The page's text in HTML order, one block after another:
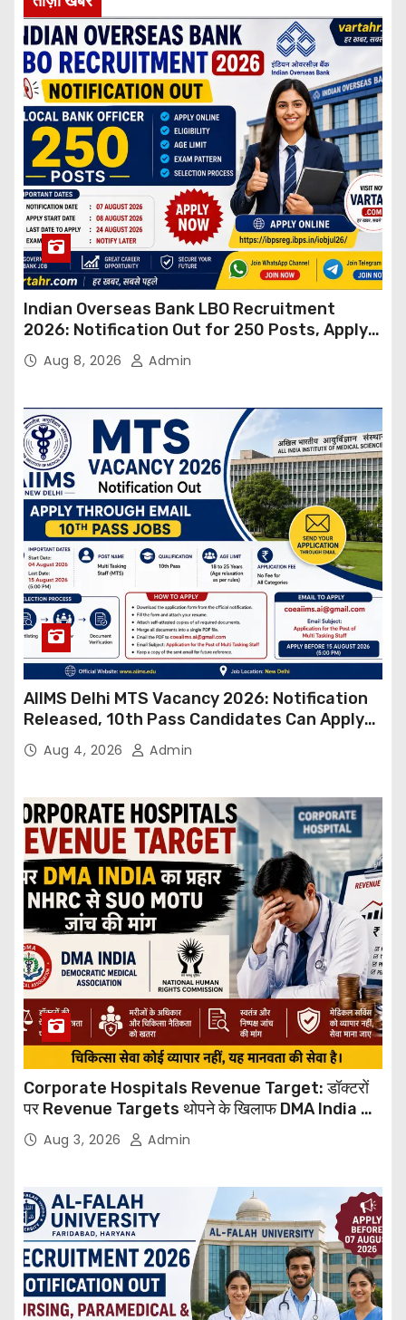
Indian Overseas Bank LBO Recruitment
2026: Notification Out for 250 Posts, Apply
OnlineAug 8, 2026 Admin
AIIMS Delhi MTS Vacancy 2026: Notification
Released, 10th Pass Candidates Can Apply
Through Email
Aug 4, 2026 Admin
Corporate Hospitals Revenue Target: डॉक्टरों
पर Revenue Targets थोपने के खिलाफ DMA India का
बड़ा कदम, NHRC से Suo Motu जांच की मांग
Aug 3, 2026 Admin